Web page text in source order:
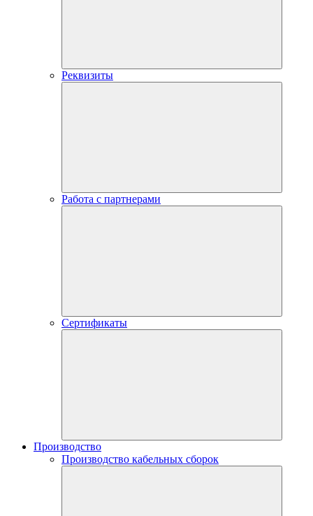
Реквизиты
Работа с партнерами
Сертификаты
Производство
Производство кабельных сборок